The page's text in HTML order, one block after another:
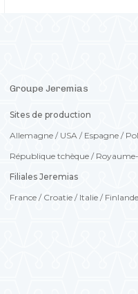
Groupe Jeremias
Sites de production
Allemagne/ USA/ Espagne/
République tchèque/
Filiales Jeremias
France / Croatie/ Italie/ Finlande